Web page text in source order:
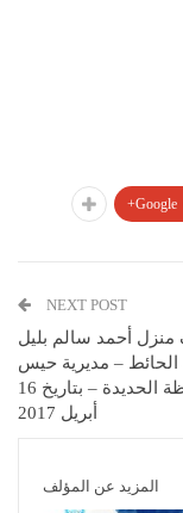
Google+
NEXT POST
أحمد سالم بليل
الحائط – مديرية حيس
– محافظة الحديدة – بتاريخ 16
أبريل 2017
المزيد عن المؤلف